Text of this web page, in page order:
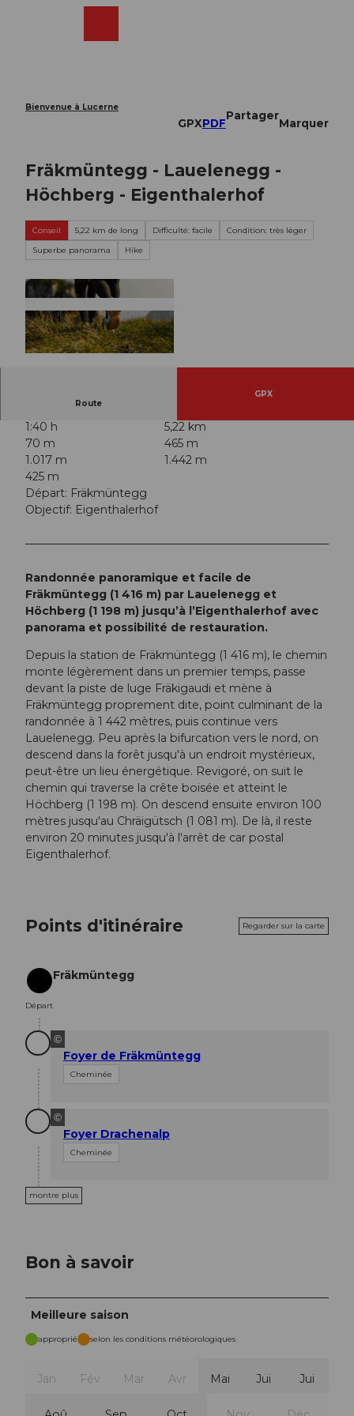
Bienvenue à Lucerne
GPXPDF
Partager
Marquer
Fräkmüntegg - Lauelenegg -
Höchberg - Eigenthalerhof
Conseil 5,22 km de long Difficulté: facile
Condition: très léger
Superbe panorama
Hike
Route
GPX
1:40 h
5,22 km
70 m
465 m
1.017 m
1.442 m
425 m
Départ: Fräkmüntegg
Objectif: Eigenthalerhof
Randonnée panoramique et facile de
Fräkmüntegg (1 416 m) par Lauelenegg et
Höchberg (1 198 m) jusqu’à l’Eigenthalerhof avec
panorama et possibilité de restauration.
Depuis la station de Fräkmüntegg (1 416 m), le chemin
monte légèrement dans un premier temps, passe
devant la piste de luge Fräkigaudi et mène à
Fräkmüntegg proprement dite, point culminant de la
randonnée à 1 442 mètres, puis continue vers
Lauelenegg. Peu après la bifurcation vers le nord, on
descend dans la forêt jusqu'à un endroit mystérieux,
peut-être un lieu énergétique. Revigoré, on suit le
chemin qui traverse la crête boisée et atteint le
Höchberg (1 198 m). On descend ensuite environ 100
mètres jusqu'au Chräigütsch (1 081 m). De là, il reste
environ 20 minutes jusqu'à l'arrêt de car postal
Eigenthalerhof.
Points d'itinéraire Regarder sur la carte
Départ
Départ
Fräkmüntegg
©
Foyer de Fräkmüntegg
Cheminée
©
Foyer Drachenalp
Cheminée
montre plus
Bon à savoir
Meilleure saison
approprié selon les conditions météorologiques
Jan Fév Mar Avr Mai Jui Jui